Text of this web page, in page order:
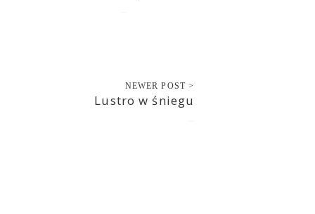
NEWER POST >
Lustro w śniegu